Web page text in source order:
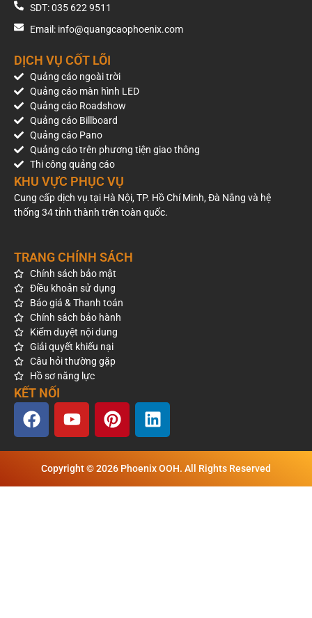
SDT: 035 622 9511
Email: info@quangcaophoenix.com
DỊCH VỤ CỐT LÕI
Quảng cáo ngoài trời
Quảng cáo màn hình LED
Quảng cáo Roadshow
Quảng cáo Billboard
Quảng cáo Pano
Quảng cáo trên phương tiện giao thông
Thi công quảng cáo
KHU VỰC PHỤC VỤ
Cung cấp dịch vụ tại Hà Nội, TP. Hồ Chí Minh, Đà Nẵng và hệ
thống 34 tỉnh thành trên toàn quốc.
TRANG CHÍNH SÁCH
Chính sách bảo mật
Điều khoản sử dụng
Báo giá & Thanh toán
Chính sách bảo hành
Kiểm duyệt nội dung
Giải quyết khiếu nại
Câu hỏi thường gặp
Hồ sơ năng lực
KẾT NỐI
Copyright © 2026 Phoenix OOH. All Rights Reserved